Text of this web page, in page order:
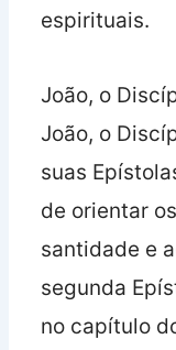
espirituais.
João, o
João, o
suas
de orientar
santidade e
segunda
no capítulo